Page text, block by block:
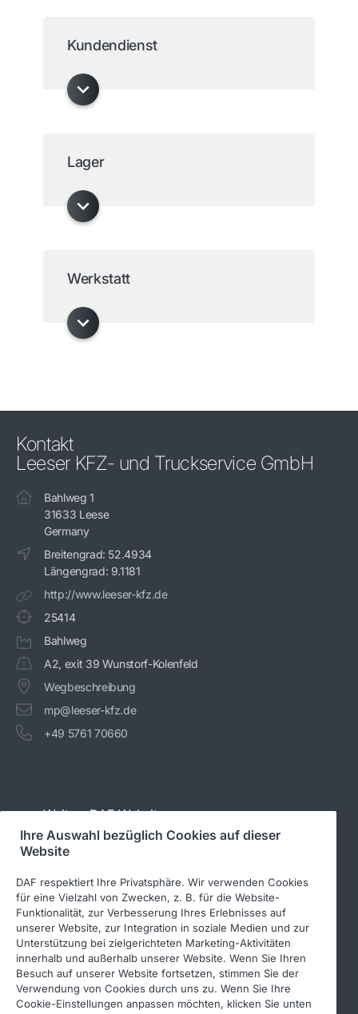
Kundendienst
Lager
Werkstatt
Kontakt
Leeser KFZ- und Truckservice GmbH
Bahlweg 1
31633 Leese
Germany
Breitengrad: 52.4934
Längengrad: 9.1181
http://www.leeser-kfz.de
25414
Bahlweg
A2, exit 39 Wunstorf-Kolenfeld
Wegbeschreibung
mp@leeser-kfz.de
+49 5761 70660
Weitere DAF-Websites
PACCAR Power Solutions
DAF-Aufbauherstellerinformationen
DAF-Gebrauchtfahrzeuge
DAF Merchandising store
DAF Teile Webshop
Ihre Auswahl bezüglich Cookies auf dieser
Website
DAF respektiert Ihre Privatsphäre. Wir verwenden Cookies
für eine Vielzahl von Zwecken, z. B. für die Website-
Funktionalität, zur Verbesserung Ihres Erlebnisses auf
unserer Website, zur Integration in soziale Medien und zur
Unterstützung bei zielgerichteten Marketing-Aktivitäten
innerhalb und außerhalb unserer Website. Wenn Sie Ihren
Besuch auf unserer Website fortsetzen, stimmen Sie der
Verwendung von Cookies durch uns zu. Wenn Sie Ihre
Cookie-Einstellungen anpassen möchten, klicken Sie unten